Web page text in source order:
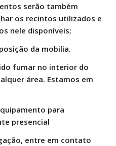
de Cordel
serão também
os recintos utilizados e
nele disponíveis;
da mobilia.
fumar no interior do
área. Estamos em
para
presencial
entre em contato